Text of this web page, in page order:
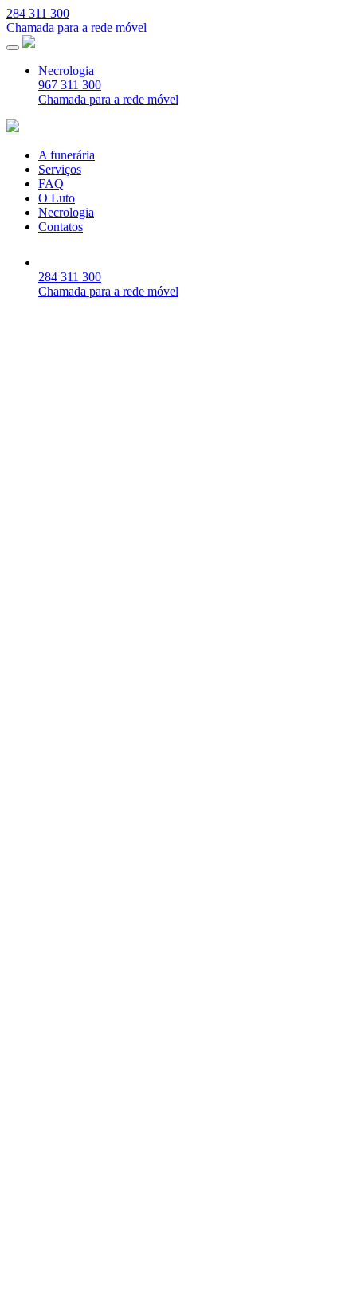
284 311 300
Chamada para a rede móvel
Necrologia
967 311 300
Chamada para a rede móvel
A funerária
Serviços
FAQ
O Luto
Necrologia
Contatos
284 311 300
Chamada para a rede móvel